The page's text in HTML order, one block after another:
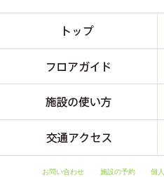
お問い合わせ 施設の予約 個